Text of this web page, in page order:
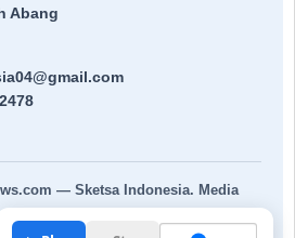
Abang
— Sketsa Indonesia. Media